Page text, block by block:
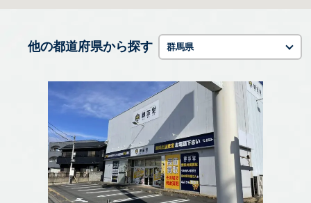
他の都道府県から探す 群馬県